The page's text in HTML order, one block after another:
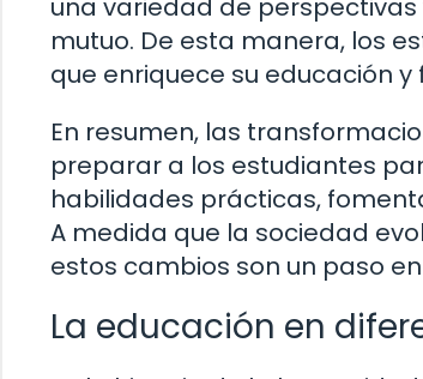
una variedad de
mutuo. De esta manera, los
que enriquece su educación
En resumen, las
preparar a los estudiantes
habilidades prácticas,
A medida que la sociedad
estos cambios son un paso
La educación en